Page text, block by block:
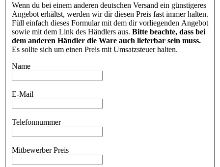
Wenn du bei einem anderen deutschen Versand ein günstigeres
Angebot erhältst, werden wir dir diesen Preis fast immer halten.
Füll einfach dieses Formular mit dem dir vorliegenden Angebot
sowie mit dem Link des Händlers aus. Bitte beachte, dass bei
dem anderen Händler die Ware auch lieferbar sein muss.
Es sollte sich um einen Preis mit Umsatzsteuer halten.
Name
E-Mail
Telefonnummer
Mitbewerber Preis